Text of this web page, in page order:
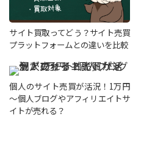
サイト買取ってどう？サイト売買
プラットフォームとの違いを比較
個人のサイト売買が活況！1万円
～個人ブログやアフィリエイトサ
イトが売れる？